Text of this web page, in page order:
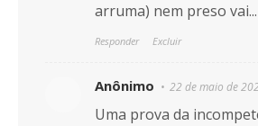
arruma) nem preso vai...
Responder Excluir
Anônimo 22 de maio de
Uma prova da